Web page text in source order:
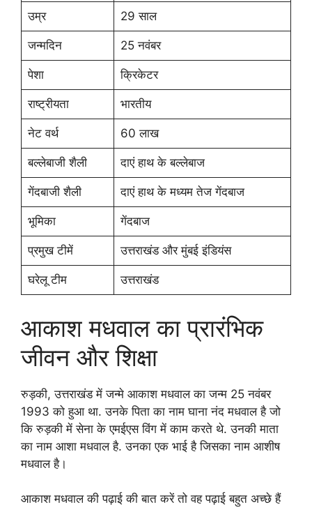
उम्र 29 साल
जन्मदिन 25 नवंबर
पेशा क्रिकेटर
राष्ट्रीयता भारतीय
नेट वर्थ 60 लाख
बल्लेबाजी शैली दाएं हाथ के बल्लेबाज
गेंदबाजी शैली दाएं हाथ के मध्यम तेज गेंदबाज
भूमिका गेंदबाज
प्रमुख टीमें उत्तराखंड और मुंबई इंडियंस
घरेलू टीम उत्तराखंड
आकाश मधवाल का प्रारंभिक
जीवन और शिक्षा
रुड़की, उत्तराखंड में जन्मे आकाश मधवाल का जन्म 25 नवंबर
1993 को हुआ था. उनके पिता का नाम घाना नंद मधवाल है जो
कि रुड़की में सेना के एमईएस विंग में काम करते थे. उनकी माता
का नाम आशा मधवाल है. उनका एक भाई है जिसका नाम आशीष
मधवाल है।
आकाश मधवाल की पढ़ाई की बात करें तो वह पढ़ाई बहुत अच्छे हैं